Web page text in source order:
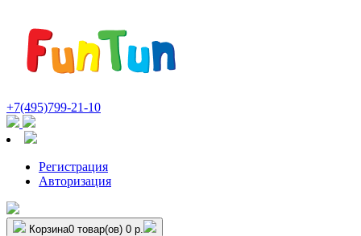
+7(495)799-21-10
Регистрация
Авторизация
Корзина0 товар(ов) 0 р.